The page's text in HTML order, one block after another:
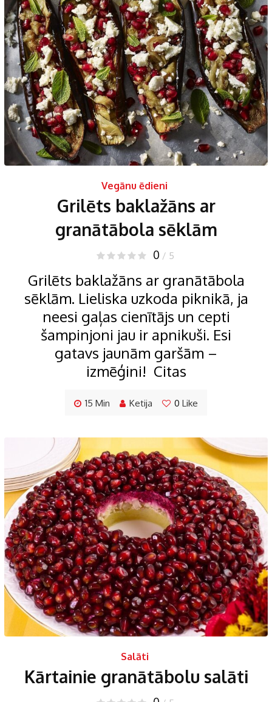
Vegānu ēdieni
Grilēts baklažāns ar
granātābola sēklām
0 / 5
Grilēts baklažāns ar granātābola
sēklām. Lieliska uzkoda piknikā, ja
neesi gaļas cienītājs un cepti
šampinjoni jau ir apnikuši. Esi
gatavs jaunām garšām –
izmēģini! Citas
15 Min Ketija 0 Like
Salāti
Kārtainie granātābolu salāti